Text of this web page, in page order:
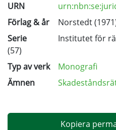
URN
Förlag & år
Norstedt
Serie
Institutet för
(57)
Typ av verk
Monografi
Ämnen
Kopiera